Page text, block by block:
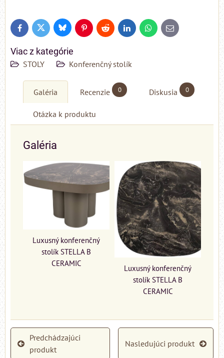
FacebookTwitter BlueskyPinterestReddit LinkedInWhatsApp
E-
mail
Viac z kategórie
STOLY Konferenčný stolík
Galéria Recenzie 0 Diskusia 0
Otázka k produktu
Galéria
Luxusný konferenčný
stolík STELLA B
CERAMIC
Luxusný konferenčný
stolík STELLA B
CERAMIC
Predchádzajúci
produkt
Nasledujúci produkt